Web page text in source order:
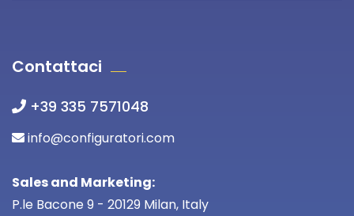
Contattaci
+39 335 7571048
info@configuratori.com
Sales and Marketing:
P.le Bacone 9 - 20129 Milan, Italy